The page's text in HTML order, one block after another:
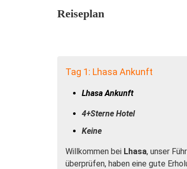
Reiseplan
Tag 1: Lhasa Ankunft
Lhasa Ankunft
4+Sterne Hotel
Keine
Willkommen bei Lhasa, unser
überprüfen, haben eine gute